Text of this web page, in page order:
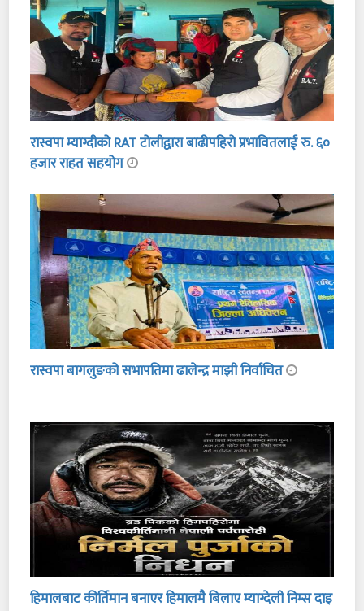
रास्वपा म्याग्दीको RAT टोलीद्वारा बाढीपहिरो प्रभावितलाई रु. ६०
हजार राहत सहयोग
रास्वपा बागलुङको सभापतिमा ढालेन्द्र माझी निर्वाचित
हिमालबाट कीर्तिमान बनाएर हिमालमै बिलाए म्याग्देली निम्स दाइ